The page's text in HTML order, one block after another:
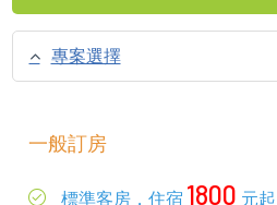
專案選擇
一般訂房
標準客房，住宿 1800 元起